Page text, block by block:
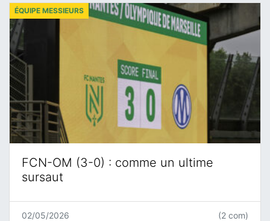
FCN-OM (3-0) : comme un ultime
sursaut
ÉQUIPE MESSIEURS
02/05/2026
(2 com)